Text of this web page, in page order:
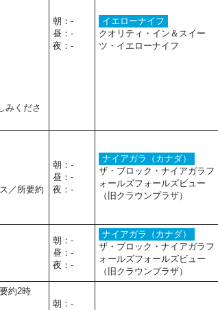
みくださ
朝：-
昼：-
夜：-
イエローナイフ
クオリティ・イン＆スイー
ツ・イエローナイフ
／所要約
朝：-
昼：-
夜：-
ナイアガラ（カナダ）
ザ・ブロック・ナイアガラフ
ォールズフォールズビュー
（旧クラウンプラザ）
朝：-
昼：-
夜：-
ナイアガラ（カナダ）
ザ・ブロック・ナイアガラフ
ォールズフォールズビュー
（旧クラウンプラザ）
約2時
朝：-